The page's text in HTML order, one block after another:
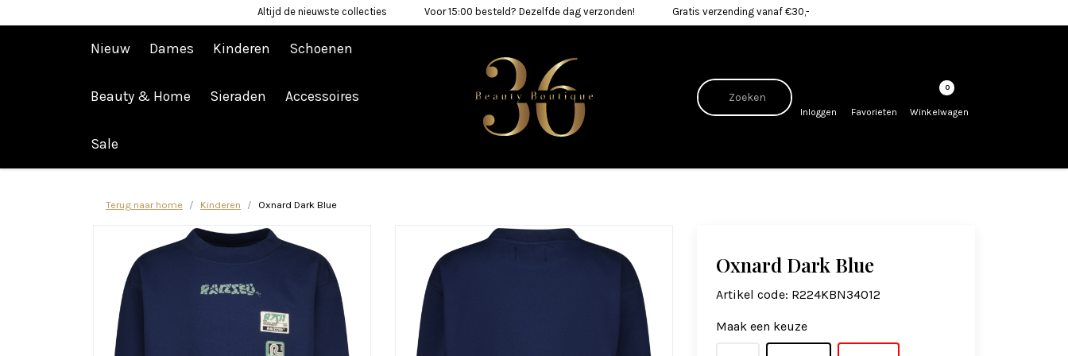
Altijd de nieuwste collecties Voor 15:00 besteld? Dezelfde dag verzonden! Gratis verzending vanaf €30,-
Nieuw Dames Kinderen Schoenen
Beauty & Home Sieraden Accessoires
Sale
Inloggen Favorieten
0
Winkelwagen
Afrekenen is uitgeschakeld.
Terug naar home Kinderen Oxnard Dark Blue
Oxnard Dark Blue
Artikel code: R224KBN34012
Maak een keuze